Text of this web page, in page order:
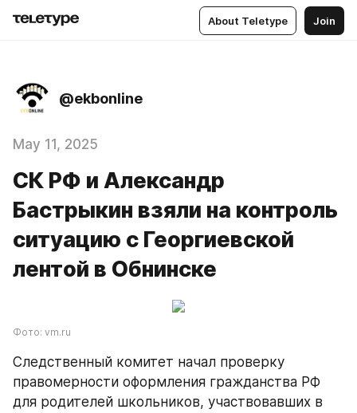
About Teletype Join
@ekbonline
May 11, 2025
СК РФ и Александр
Бастрыкин взяли на контроль
ситуацию с Георгиевской
лентой в Обнинске
Фото: vm.ru
Следственный комитет начал проверку
правомерности оформления гражданства РФ
для родителей школьников, участвовавших в